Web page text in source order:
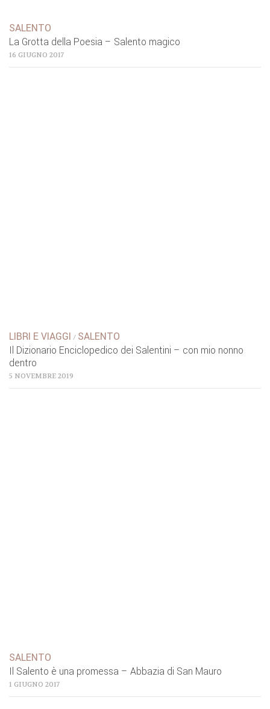
SALENTO
La Grotta della Poesia – Salento magico
16 GIUGNO 2017
LIBRI E VIAGGI / SALENTO
Il Dizionario Enciclopedico dei Salentini – con mio nonno
dentro
5 NOVEMBRE 2019
SALENTO
Il Salento è una promessa – Abbazia di San Mauro
1 GIUGNO 2017